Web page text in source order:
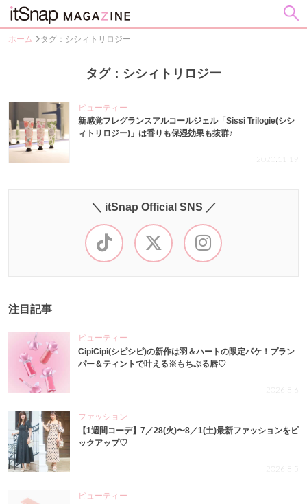
ホーム タグ：シシィトリロジー
タグ：シシィトリロジー
ビューティー
新感覚フレグランスアルコールジェル「Sissi Trilogie(シシ
ィトリロジー)」は香りも保湿効果も抜群♪
2020.11.19
＼ itSnap Official SNS ／
注目記事
ビューティー
CipiCipi(シピシピ)の新作は羽＆ハートの限定パケ！プラン
パー＆ティントで叶える※もちぷる唇♡
2026.8.6
ファッション
【1週間コーデ】7／28(火)〜8／1(土)最新ファッションをピ
ックアップ♡
2026.8.5
ビューティー